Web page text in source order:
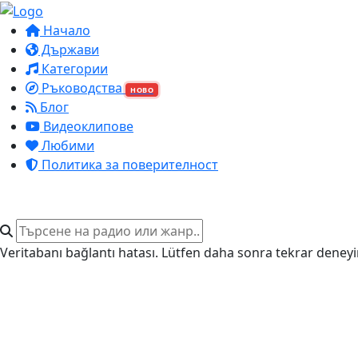
Начало
Държави
Категории
Ръководства
НОВО
Блог
Видеоклипове
Любими
Политика за поверителност
Veritabanı bağlantı hatası. Lütfen daha sonra tekrar